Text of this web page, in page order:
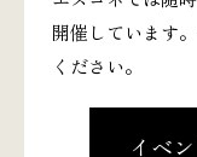
開催しています
ください。
イベ